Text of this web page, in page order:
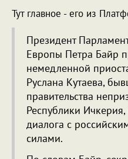
Тут главное - его из
Президент
Европы Петра Байр
немедленной
Руслана Кутаева,
правительства
Республики
диалога с
силами.